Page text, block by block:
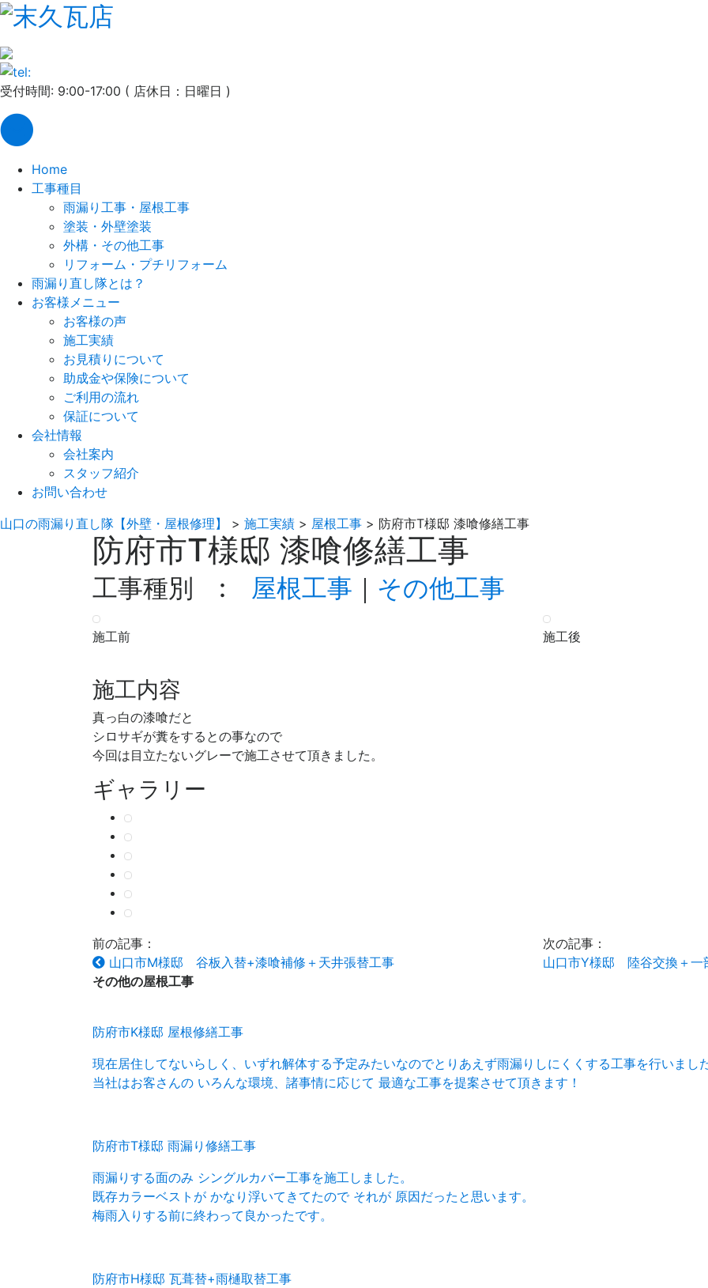
受付時間: 9:00-17:00 ( 店休日：日曜日 )
Home
工事種目
雨漏り工事・屋根工事
塗装・外壁塗装
外構・その他工事
リフォーム・プチリフォーム
雨漏り直し隊とは？
お客様メニュー
お客様の声
施工実績
お見積りについて
助成金や保険について
ご利用の流れ
保証について
会社情報
会社案内
スタッフ紹介
お問い合わせ
山口の雨漏り直し隊【外壁・屋根修理】
> 施工実績 > 屋根工事 > 防府市T様邸 漆喰修繕工事
防府市T様邸 漆喰修繕工事
工事種別 : 屋根工事 ｜ その他工事
施工前 施工後
施工内容
真っ白の漆喰だと
シロサギが糞をするとの事なので
今回は目立たないグレーで施工させて頂きました。
ギャラリー
前の記事：
山口市M様邸 谷板入替+漆喰補修＋天井張替工事
次の記事：
山口市Y様邸 陸谷交換＋一
その他の屋根工事
防府市K様邸 屋根修繕工事
現在居住してないらしく、いずれ解体する予定みたいなのでとりあえず雨漏りしにくくする工事を行いました
当社はお客さんの いろんな環境、諸事情に応じて 最適な工事を提案させて頂きます！
防府市T様邸 雨漏り修繕工事
雨漏りする面のみ シングルカバー工事を施工しました。
既存カラーベストが かなり浮いてきてたので それが 原因だったと思います。
梅雨入りする前に終わって良かったです。
防府市H様邸 瓦葺替+雨樋取替工事